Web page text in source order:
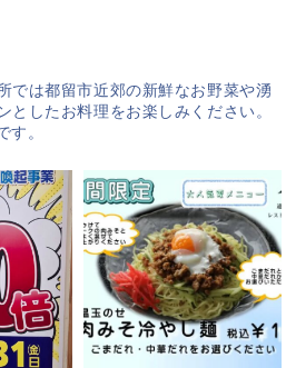
では都留市近郊の新鮮なお野菜や湧
したお料理をお楽しみください。
。